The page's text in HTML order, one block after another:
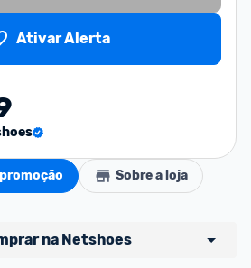
Ativar Alerta
Sobre a loja
na Netshoes